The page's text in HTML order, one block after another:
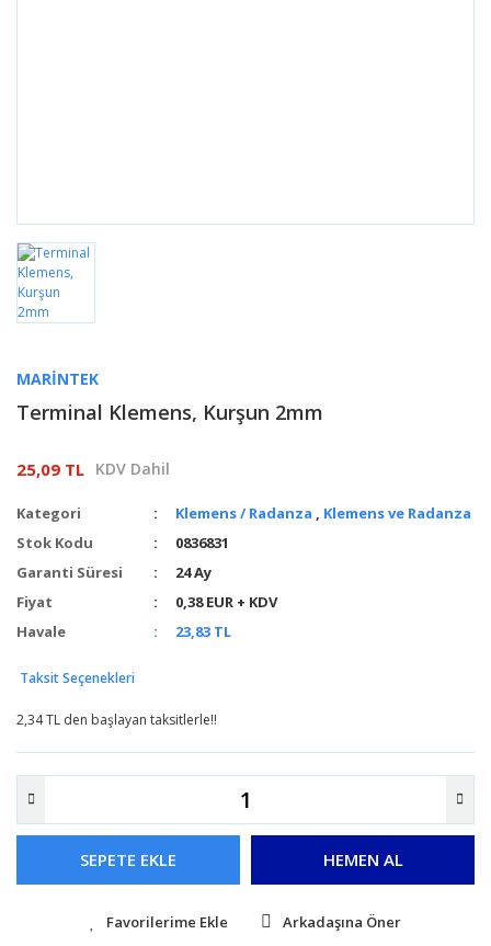
MARINTEK
Terminal Klemens, Kurşun 2mm
25,09 TL KDV Dahil
Kategori Klemens / Radanza , Klemens ve Radanza
Stok Kodu
0836831
Garanti Süresi
24 Ay
Fiyat
0,38 EUR + KDV
Havale
23,83 TL
Taksit Seçenekleri
2,34 TL den başlayan taksitlerle!!
SEPETE EKLE HEMEN AL
Arkadaşına Öner